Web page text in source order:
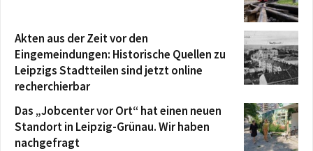
Akten aus der Zeit vor den
Eingemeindungen: Historische Quellen zu
Leipzigs Stadtteilen sind jetzt online
recherchierbar
Das „Jobcenter vor Ort“ hat einen neuen
Standort in Leipzig-Grünau. Wir haben
nachgefragt